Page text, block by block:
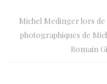
Michel Medinger lors
photographiques de
Romain